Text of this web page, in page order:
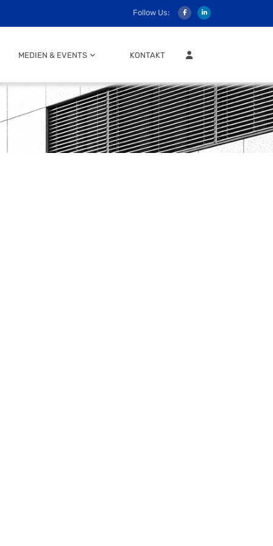
Follow Us:
MEDIEN & EVENTS KONTAKT MITGLIEDER LOGIN